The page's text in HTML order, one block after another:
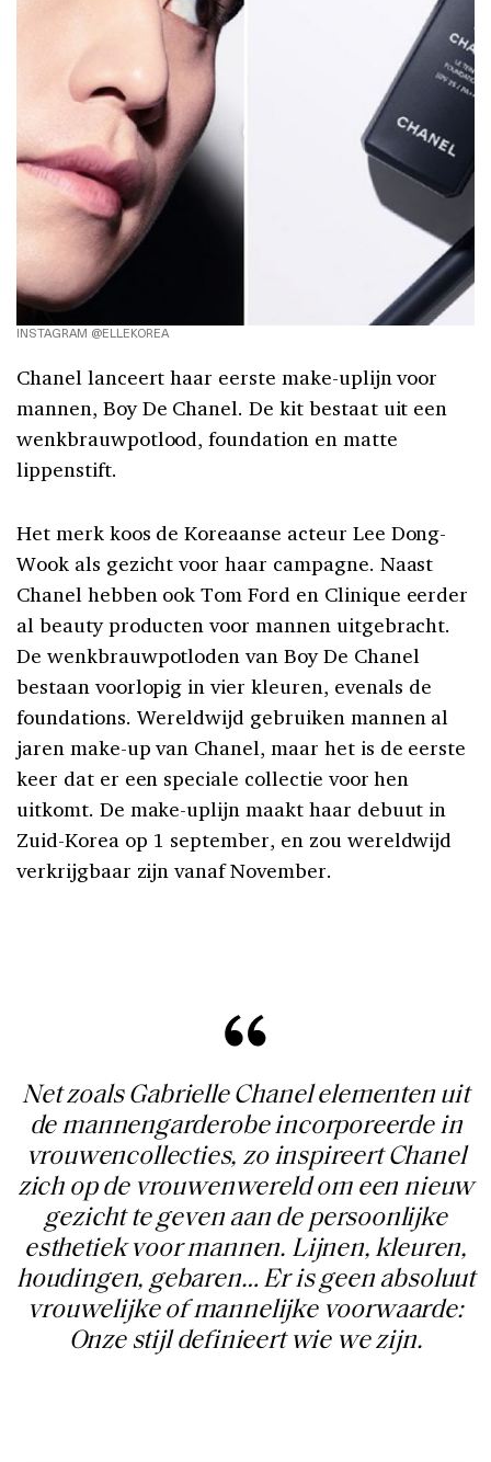
INSTAGRAM @ELLEKOREA
Chanel lanceert haar eerste make-uplijn voor
mannen, Boy De Chanel. De kit bestaat uit een
wenkbrauwpotlood, foundation en matte
lippenstift.
Het merk koos de Koreaanse acteur Lee Dong-
Wook als gezicht voor haar campagne. Naast
Chanel hebben ook Tom Ford en Clinique eerder
al beauty producten voor mannen uitgebracht.
De wenkbrauwpotloden van Boy De Chanel
bestaan voorlopig in vier kleuren, evenals de
foundations. Wereldwijd gebruiken mannen al
jaren make-up van Chanel, maar het is de eerste
keer dat er een speciale collectie voor hen
uitkomt. De make-uplijn maakt haar debuut in
Zuid-Korea op 1 september, en zou wereldwijd
verkrijgbaar zijn vanaf November.
Net zoals Gabrielle Chanel elementen uit
de mannengarderobe incorporeerde in
vrouwencollecties, zo inspireert Chanel
zich op de vrouwenwereld om een nieuw
gezicht te geven aan de persoonlijke
esthetiek voor mannen. Lijnen, kleuren,
houdingen, gebaren… Er is geen absoluut
vrouwelijke of mannelijke voorwaarde:
Onze stijl definieert wie we zijn.